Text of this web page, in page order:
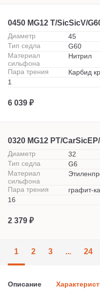
0450 MG12 T/SicSicV/
Диаметр
45
Тип седла
G60
Материал
сильфона
Нитрил
Пара трения
Карбид
1
6 039 ₽
0320 MG12 PT/
Диаметр
32
Тип седла
G6
Материал
сильфона
Пара трения
графит-
16
2 379 ₽
1 2 3 ... 24
Описание